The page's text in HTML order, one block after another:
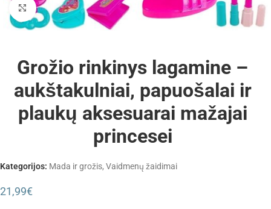
Padidinti
Grožio rinkinys lagamine –
aukštakulniai, papuošalai ir
plaukų aksesuarai mažajai
princesei
Kategorijos: Mada ir grožis, Vaidmenų žaidimai
21,99€